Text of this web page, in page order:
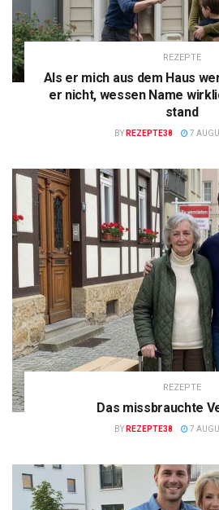
REZEPTE
Als er mich aus dem Haus
er nicht, wessen Name
stand
BY REZEPTE38 7
REZEPTE
Das missbrauchte
BY REZEPTE38 7